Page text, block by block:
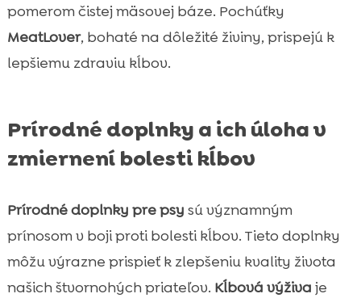
pomerom čistej mäsovej báze. Pochúťky
MeatLover, bohaté na dôležité živiny, prispejú k
lepšiemu zdraviu kĺbov.
Prírodné doplnky a ich úloha v
zmiernení bolesti kĺbov
Prírodné doplnky pre psy sú významným
prínosom v boji proti bolesti kĺbov. Tieto doplnky
môžu výrazne prispieť k zlepšeniu kvality života
našich štvornohých priateľov. Kĺbová výživa je